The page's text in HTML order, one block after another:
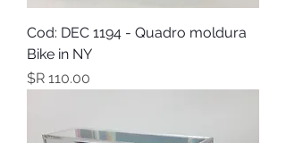
Cod: DEC 1194 - Quadro moldura
Bike in NY
מחיר